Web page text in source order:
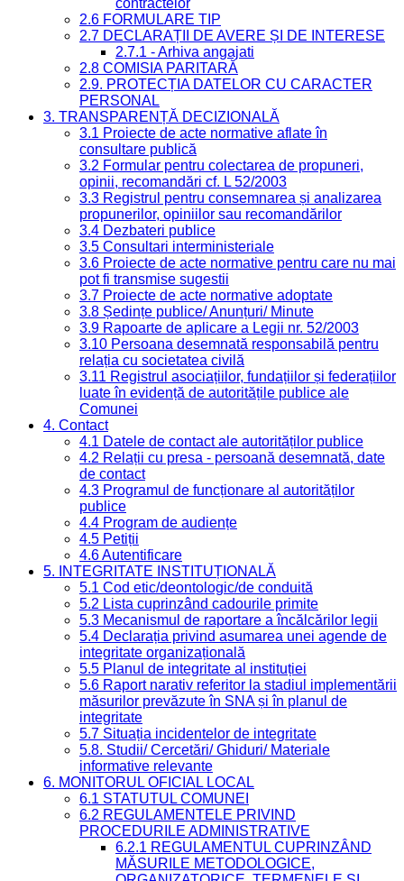
contractelor
2.6 FORMULARE TIP
2.7 DECLARAȚII DE AVERE ȘI DE INTERESE
2.7.1 - Arhiva angajati
2.8 COMISIA PARITARĂ
2.9. PROTECȚIA DATELOR CU CARACTER
PERSONAL
3. TRANSPARENȚĂ DECIZIONALĂ
3.1 Proiecte de acte normative aflate în
consultare publică
3.2 Formular pentru colectarea de propuneri,
opinii, recomandări cf. L 52/2003
3.3 Registrul pentru consemnarea și analizarea
propunerilor, opiniilor sau recomandărilor
3.4 Dezbateri publice
3.5 Consultari interministeriale
3.6 Proiecte de acte normative pentru care nu mai
pot fi transmise sugestii
3.7 Proiecte de acte normative adoptate
3.8 Ședințe publice/ Anunțuri/ Minute
3.9 Rapoarte de aplicare a Legii nr. 52/2003
3.10 Persoana desemnată responsabilă pentru
relația cu societatea civilă
3.11 Registrul asociațiilor, fundațiilor și federațiilor
luate în evidență de autoritățile publice ale
Comunei
4. Contact
4.1 Datele de contact ale autorităților publice
4.2 Relații cu presa - persoană desemnată, date
de contact
4.3 Programul de funcționare al autorităților
publice
4.4 Program de audiențe
4.5 Petiții
4.6 Autentificare
5. INTEGRITATE INSTITUȚIONALĂ
5.1 Cod etic/deontologic/de conduită
5.2 Lista cuprinzând cadourile primite
5.3 Mecanismul de raportare a încălcărilor legii
5.4 Declarația privind asumarea unei agende de
integritate organizațională
5.5 Planul de integritate al instituției
5.6 Raport narativ referitor la stadiul implementării
măsurilor prevăzute în SNA și în planul de
integritate
5.7 Situația incidentelor de integritate
5.8. Studii/ Cercetări/ Ghiduri/ Materiale
informative relevante
6. MONITORUL OFICIAL LOCAL
6.1 STATUTUL COMUNEI
6.2 REGULAMENTELE PRIVIND
PROCEDURILE ADMINISTRATIVE
6.2.1 REGULAMENTUL CUPRINZÂND
MĂSURILE METODOLOGICE,